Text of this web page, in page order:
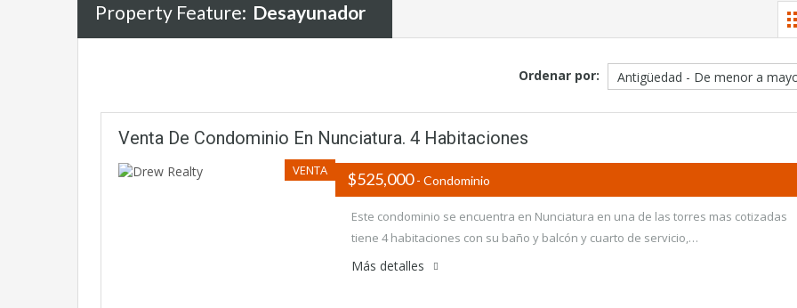
Property Feature: Desayunador
Ordenar por:
Venta De Condominio En Nunciatura. 4 Habitaciones
VENTA $525,000- Condominio
Este condominio se encuentra en Nunciatura en una de las torres mas cotizadas
tiene 4 habitaciones con su baño y balcón y cuarto de servicio,…
Más detalles